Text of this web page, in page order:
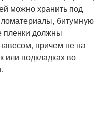
можно хранить под
битумную
пленки должны
причем не на
или подкладках во